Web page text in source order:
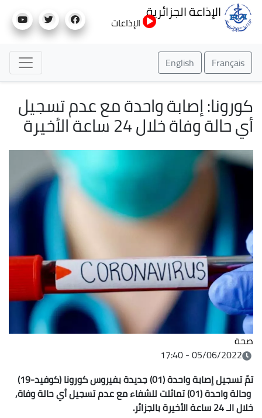
إلى
الإذاعة الجزائرية
الإذاعات
Français
English
كورونا: إصابة واحدة مع عدم تسجيل
أي حالة وفاة خلال 24 ساعة الأخيرة
صحة
05/06/2022 - 17:40
تمّ تسجيل إصابة واحدة (01) جديدة بفيروس كورونا (كوفيد-19)
وحالة واحدة (01) تماثلت للشفاء مع عدم تسجيل أي حالة وفاة,
خلال الـ 24 ساعة الأخيرة بالجزائر.